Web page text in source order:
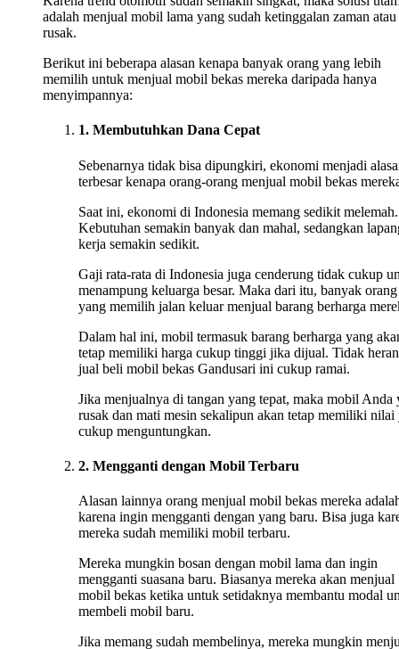
adalah menjual mobil lama yang sudah ketinggalan zaman atau
rusak.
Berikut ini beberapa alasan kenapa banyak orang yang lebih
memilih untuk menjual mobil bekas mereka daripada hanya
menyimpannya:
1. Membutuhkan Dana Cepat
Sebenarnya tidak bisa dipungkiri, ekonomi menjadi
terbesar kenapa orang-orang menjual mobil bekas
Saat ini, ekonomi di Indonesia memang sedikit melemah.
Kebutuhan semakin banyak dan mahal, sedangkan
kerja semakin sedikit.
Gaji rata-rata di Indonesia juga cenderung tidak cukup
menampung keluarga besar. Maka dari itu, banyak orang
yang memilih jalan keluar menjual barang berharga
Dalam hal ini, mobil termasuk barang berharga yang
tetap memiliki harga cukup tinggi jika dijual. Tidak
jual beli mobil bekas Gandusari ini cukup ramai.
Jika menjualnya di tangan yang tepat, maka mobil Anda
rusak dan mati mesin sekalipun akan tetap memiliki nilai
cukup menguntungkan.
2. Mengganti dengan Mobil Terbaru
Alasan lainnya orang menjual mobil bekas mereka
karena ingin mengganti dengan yang baru. Bisa juga
mereka sudah memiliki mobil terbaru.
Mereka mungkin bosan dengan mobil lama dan ingin
mengganti suasana baru. Biasanya mereka akan menjual
mobil bekas ketika untuk setidaknya membantu modal
membeli mobil baru.
Jika memang sudah membelinya, mereka mungkin